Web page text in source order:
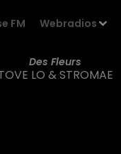
FM Webradios
Des Fleurs
LO & STROMAE